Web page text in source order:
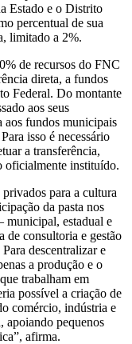
Estado e o Distrito
percentual de sua
limitado a 2%.
de recursos do FNC
direta, a fundos
Federal. Do montante
aos seus
aos fundos municipais
isso é necessário
a transferência,
oficialmente instituído.
para a cultura
da pasta nos
municipal, estadual e
de consultoria e gestão
descentralizar e
a produção e o
trabalham em
possível a criação de
comércio, indústria e
apoiando pequenos
afirma.